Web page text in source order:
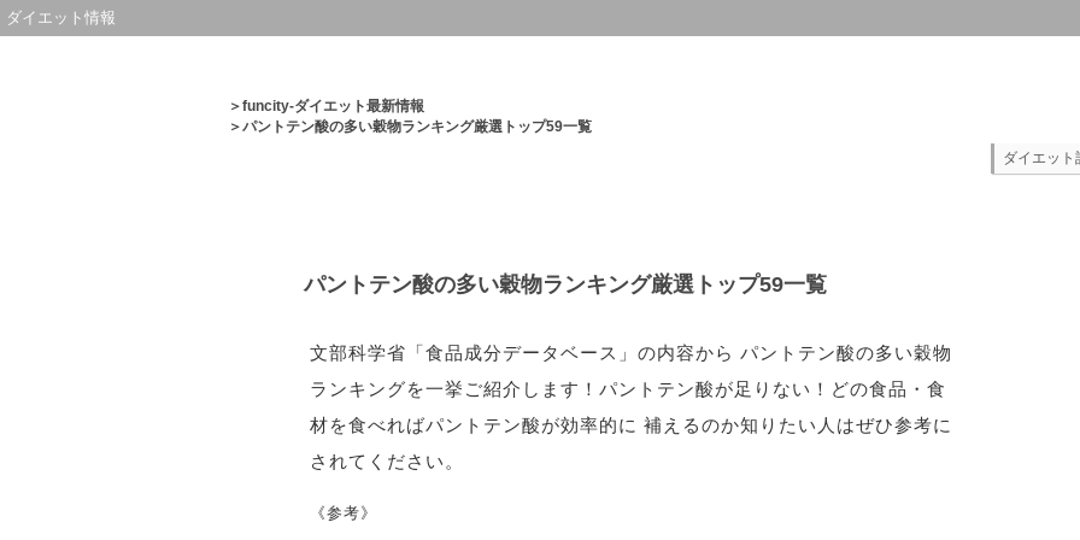
ダイエット情報
＞funcity-ダイエット最新情報
＞パントテン酸の多い穀物ランキング厳選トップ59一覧
パントテン酸の多い穀物ランキング厳選トップ59一覧
文部科学省「食品成分データベース」の内容から パントテン酸の多い穀物
ランキングを一挙ご紹介します！パントテン酸が足りない！どの食品・食
材を食べればパントテン酸が効率的に 補えるのか知りたい人はぜひ参考に
されてください。
《参考》
ダイエット